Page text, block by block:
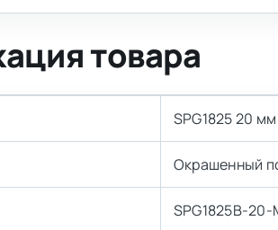
товара
SPG1825 20
Окрашенный
SPG1825B-20-